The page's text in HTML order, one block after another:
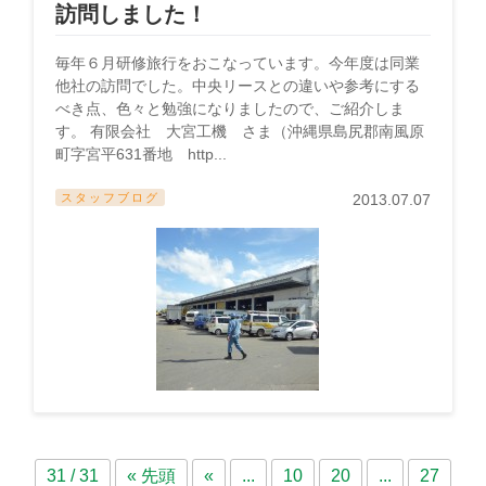
訪問しました！
毎年６月研修旅行をおこなっています。今年度は同業
他社の訪問でした。中央リースとの違いや参考にする
べき点、色々と勉強になりましたので、ご紹介しま
す。 有限会社 大宮工機 さま（沖縄県島尻郡南風原
町字宮平631番地 http...
スタッフブログ 2013.07.07
31 / 31 « 先頭 « ... 10 20 ... 27